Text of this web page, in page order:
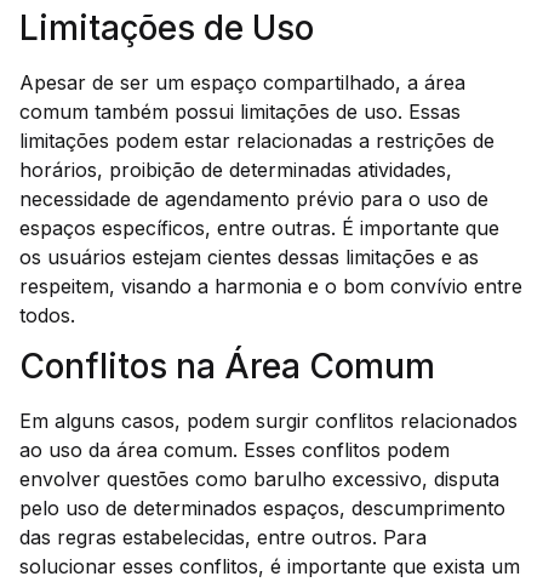
Limitações de Uso
Apesar de ser um espaço compartilhado, a área
comum também possui limitações de uso. Essas
limitações podem estar relacionadas a restrições de
horários, proibição de determinadas atividades,
necessidade de agendamento prévio para o uso de
espaços específicos, entre outras. É importante que
os usuários estejam cientes dessas limitações e as
respeitem, visando a harmonia e o bom convívio entre
todos.
Conflitos na Área Comum
Em alguns casos, podem surgir conflitos relacionados
ao uso da área comum. Esses conflitos podem
envolver questões como barulho excessivo, disputa
pelo uso de determinados espaços, descumprimento
das regras estabelecidas, entre outros. Para
solucionar esses conflitos, é importante que exista um